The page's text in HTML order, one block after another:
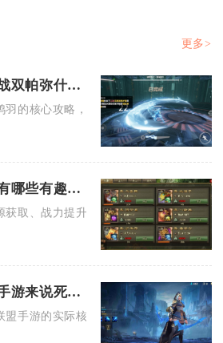
更多>
请问如何获得战双帕弥什鸦羽
羽的核心攻略，需从装备搭配、阵容组合
攻城掠地都会有哪些有趣的活动呢
获取、战力提升与阵营对抗三大核心展开
对于英雄联盟手游来说死亡之舞有何实际效果
盟手游的实际核心效果是为承受高额伤害